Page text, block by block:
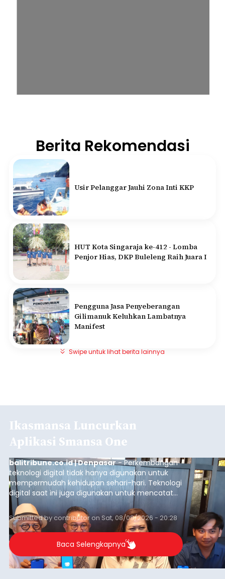
Berita Rekomendasi
Usir Pelanggar Jauhi Zona Inti KKP
HUT Kota Singaraja ke-412 - Lomba
Penjor Hias, DKP Buleleng Raih Juara I
Pengguna Jasa Penyeberangan
Gilimanuk Keluhkan Lambatnya
Manifest
Swipe untuk lihat berita lainnya
Ikasmansa Luncurkan
Aplikasi Smansa One
balitribune.co.id | Denpasar- Perkembangan
teknologi digital tidak hanya digunakan untuk
mempermudah kehidupan sehari-hari. Teknologi
digital saat ini juga digunakan untuk mencatat
dan mengelola data base alumni dari suatu
sekolah, salah satunya adalah alumni SMA 1
Denpasar.
Submitted bycontributoron Sat, 08/08/2026 - 20:28
Baca Selengkapnya